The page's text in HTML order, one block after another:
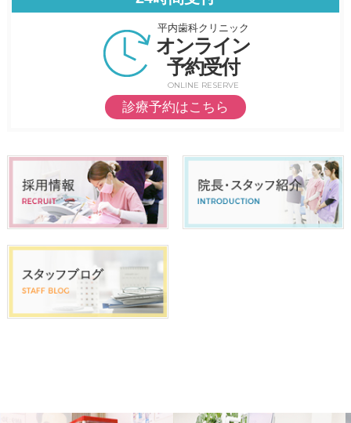
平内歯科クリニック
オンライン
予約受付
ONLINE RESERVE
診療予約はこちら